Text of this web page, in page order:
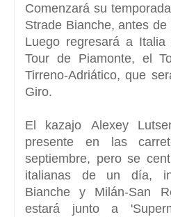
Comenzará su
Strade Bianche, antes
Luego regresará a
Tour de Piamonte, el
Tirreno-Adriático, que
Giro.
El kazajo Alexey
presente en las
septiembre, pero se
italianas de un día,
Bianche y Milán-San
estará junto a